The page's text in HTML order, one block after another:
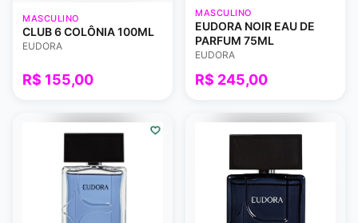
MASCULINO
CLUB 6 COLÔNIA 100ML
EUDORA
R$ 155,00
MASCULINO
EUDORA NOIR EAU DE
PARFUM 75ML
EUDORA
R$ 245,00